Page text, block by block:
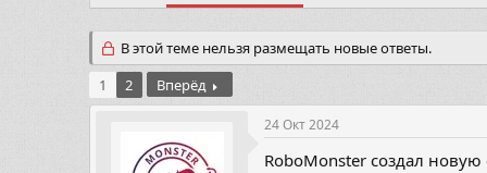
е
м
ы
ч
В этой теме нельзя размещать новые ответы.
1
2 Вперёд
24 Окт 2024
RoboMonster создал